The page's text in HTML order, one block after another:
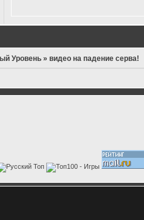
Уровень »видео на падение серва!